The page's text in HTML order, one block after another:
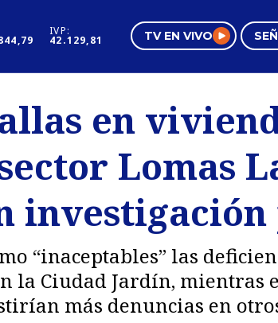
IVP:
42.129,81 TV EN VIVO
Negocios
Pura Mujer
en
Lomas
“inaceptables” las
la Ciudad Jardín, mientras
más denuncias en